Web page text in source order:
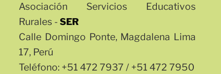
Asociación Servicios Educativos
Rurales -SER
Calle Domingo Ponte, Magdalena Lima
17, Perú
Teléfono: +51 472 7937 / +51 472 7950